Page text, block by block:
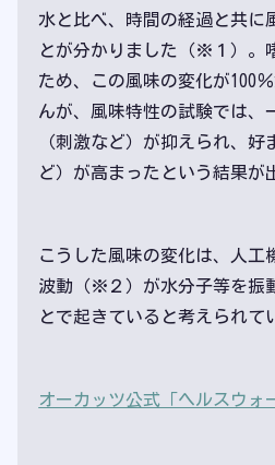
水と比べ、時間の経過と共に
とが分かりました（※１）。
ため、この風味の変化が100
んが、風味特性の試験では、
（刺激など）が抑えられ、
ど）が高まったという結果が
こうした風味の変化は、人工
波動（※２）が水分子等を振
とで起きていると考えられて
オーカッツ公式「ヘルスウォ